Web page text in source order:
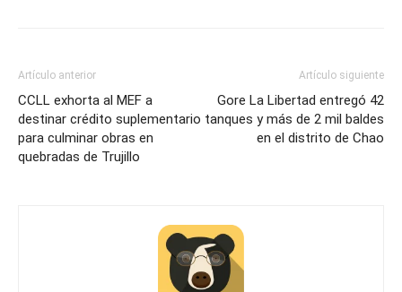
Artículo anterior
CCLL exhorta al MEF a
destinar crédito suplementario
para culminar obras en
quebradas de Trujillo
Artículo siguiente
Gore La Libertad entregó 42
tanques y más de 2 mil baldes
en el distrito de Chao